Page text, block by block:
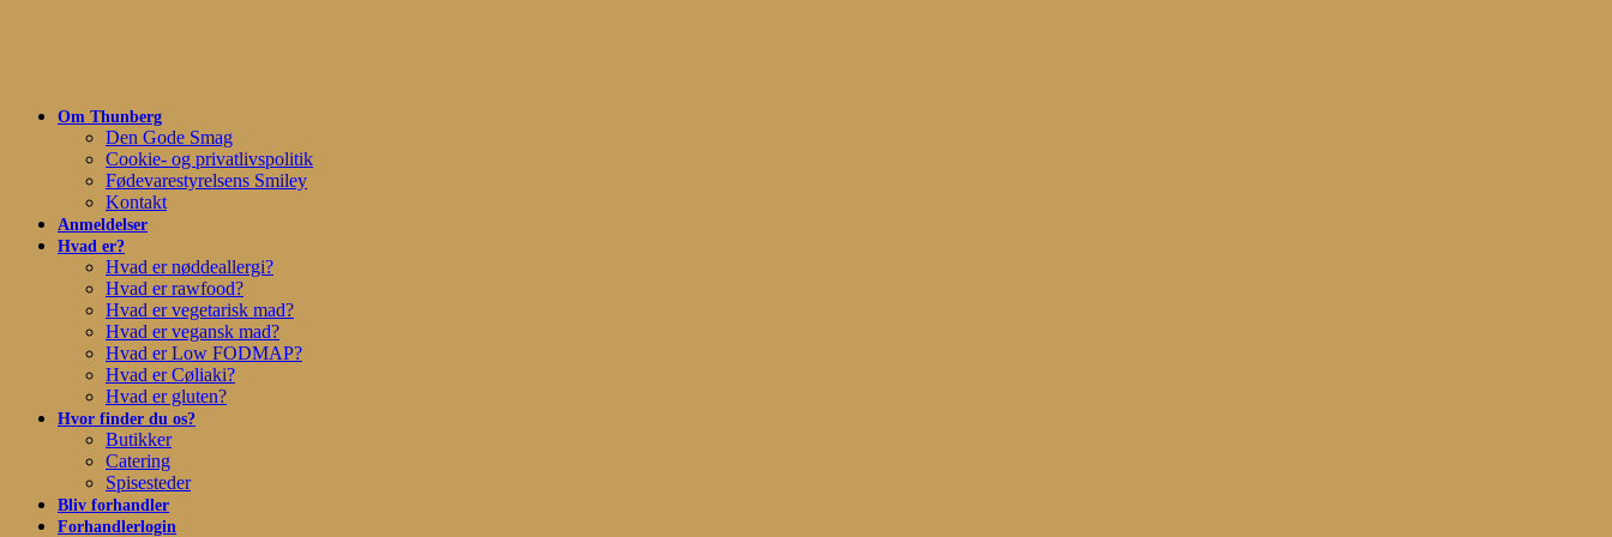
Om Thunberg
Den Gode Smag
Cookie- og privatlivspolitik
Fødevarestyrelsens Smiley
Kontakt
Anmeldelser
Hvad er?
Hvad er nøddeallergi?
Hvad er rawfood?
Hvad er vegetarisk mad?
Hvad er vegansk mad?
Hvad er Low FODMAP?
Hvad er Cøliaki?
Hvad er gluten?
Hvor finder du os?
Butikker
Catering
Spisesteder
Bliv forhandler
Forhandlerlogin